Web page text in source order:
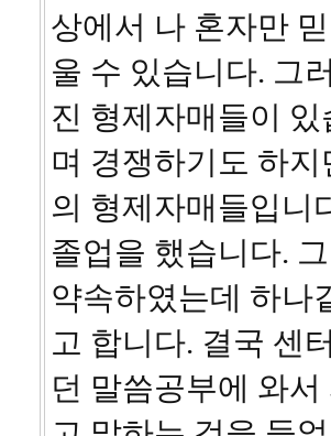
상에서 나 혼자만
울 수 있습니다. 그
진 형제자매들이
며 경쟁하기도 하
의 형제자매들입니
졸업을 했습니다.
약속하였는데 하나
고 합니다. 결국 센
던 말씀공부에 와